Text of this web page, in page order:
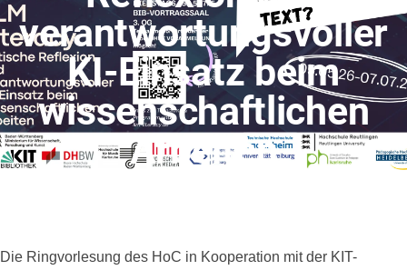
verantwortungsvoller
KI-Einsatz beim
wissenschaftlichen
Arbeiten
Die Ringvorlesung des HoC in Kooperation mit der KIT-